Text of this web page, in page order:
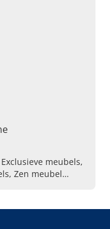
meubels,
Zen meubel